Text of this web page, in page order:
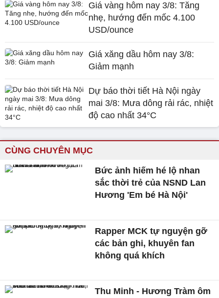
Giá vàng hôm nay 3/8: Tăng
nhẹ, hướng đến mốc 4.100
USD/ounce
Giá xăng dầu hôm nay 3/8:
Giảm mạnh
Dự báo thời tiết Hà Nội ngày
mai 3/8: Mưa dông rải rác, nhiệt
độ cao nhất 34°C
CÙNG CHUYÊN MỤC
Bức ảnh hiếm hé lộ nhan
sắc thời trẻ của NSND Lan
Hương 'Em bé Hà Nội'
Rapper MCK tự nguyện gỡ
các bản ghi, khuyên fan
không quá khích
Thu Minh - Hương Tràm ôm